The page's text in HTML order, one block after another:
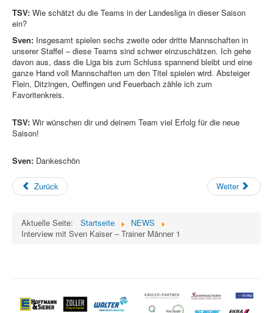
TSV: Wie schätzt du die Teams in der Landesliga in dieser Saison
ein?
Sven: Insgesamt spielen sechs zweite oder dritte Mannschaften in
unserer Staffel – diese Teams sind schwer einzuschätzen. Ich gehe
davon aus, dass die Liga bis zum Schluss spannend bleibt und eine
ganze Hand voll Mannschaften um den Titel spielen wird. Absteiger
Flein, Ditzingen, Oeffingen und Feuerbach zähle ich zum
Favoritenkreis.
TSV: Wir wünschen dir und deinem Team viel Erfolg für die neue
Saison!
Sven: Dankeschön
Zurück Weiter
Aktuelle Seite: Startseite
NEWS
Interview mit Sven Kaiser – Trainer Männer 1